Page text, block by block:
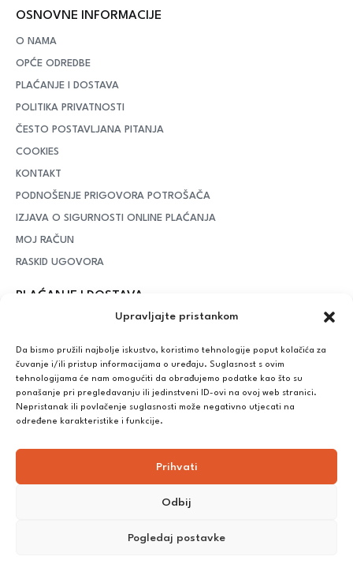
Upravljajte pristankom
Da bismo pružili najbolje iskustvo, koristimo tehnologije poput kolačića za
čuvanje i/ili pristup informacijama o uređaju. Suglasnost s ovim
tehnologijama će nam omogućiti da obrađujemo podatke kao što su
ponašanje pri pregledavanju ili jedinstveni ID-ovi na ovoj web stranici.
Nepristanak ili povlačenje suglasnosti može negativno utjecati na
određene karakteristike i funkcije.
Prihvati
Odbij
Pogledaj postavke
OSNOVNE INFORMACIJE
O NAMA
OPĆE ODREDBE
PLAĆANJE I DOSTAVA
POLITIKA PRIVATNOSTI
ČESTO POSTAVLJANA PITANJA
COOKIES
KONTAKT
PODNOŠENJE PRIGOVORA POTROŠAČA
IZJAVA O SIGURNOSTI ONLINE PLAĆANJA
MOJ RAČUN
RASKID UGOVORA
PLAĆANJE I DOSTAVA
– iznad potrošenih 55 eura dostava je
Plaćanje:
Bankovna transakcija, plaćanje prilikom preuzimanja, CorvusPay